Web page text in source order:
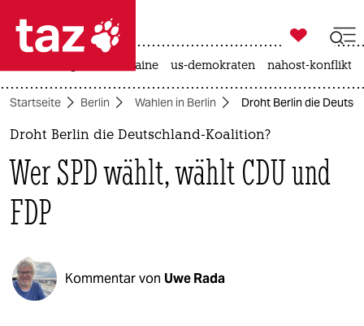
 taz zahl ich
taz zahl ich
politik
öko
gesellschaft
kultur

taz zahl ich
krieg in der ukraine us-demokraten nahost-konflikt
Startseite Berlin Wahlen in Berlin Droht Berlin die
Droht Berlin die Deutschland-Koalition?
Wer SPD wählt, wählt CDU und
FDP
Kommentar von Uwe Rada